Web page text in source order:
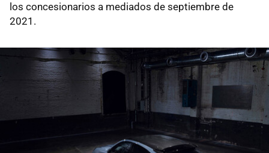
los concesionarios a mediados de septiembre de
2021.